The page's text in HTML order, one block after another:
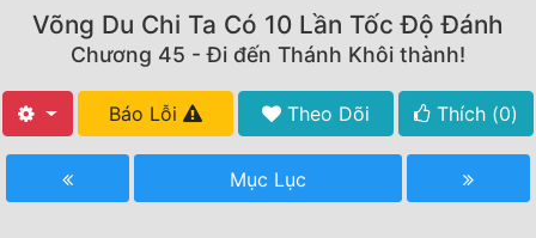
Thể Loại
Tất Cả
Hoàn Thành
Võng Du Chi Ta Có 10 Lần Tốc Độ Đánh
Chương 45 - Đi đến Thánh Khôi thành!
Báo Lỗi Theo Dõi Thích (0)
Mục Lục